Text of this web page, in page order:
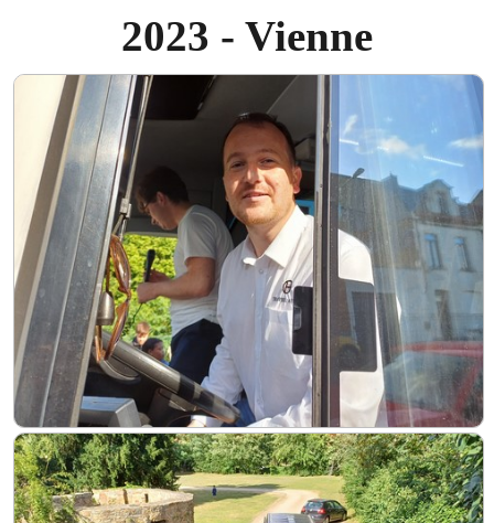
What about the choir
Media
Calendar
Discography
Contact
Soutien
Sponsoring
Events
2023 - Vienne